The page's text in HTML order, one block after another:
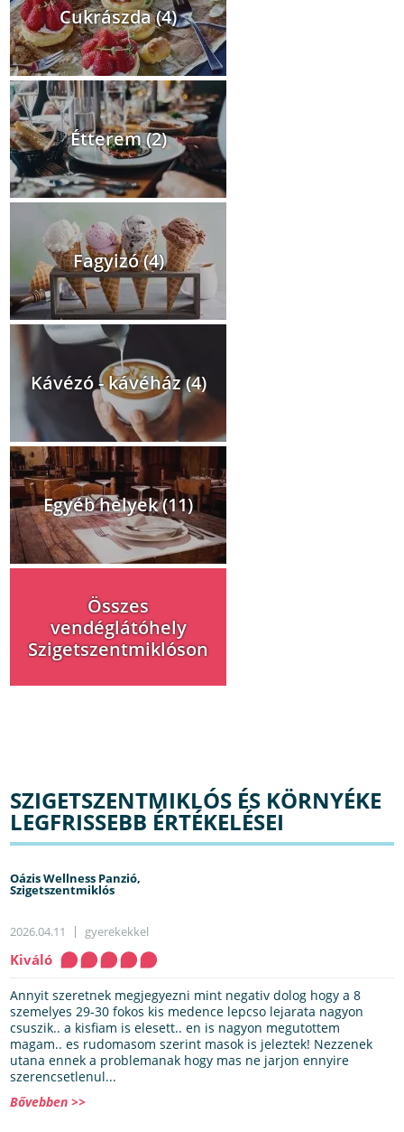
Cukrászda (4)
Étterem (2)
Fagyizó (4)
Kávézó - kávéház (4)
Egyéb helyek (11)
Összes
vendéglátóhely
Szigetszentmiklóson
SZIGETSZENTMIKLÓS ÉS KÖRNYÉKE
LEGFRISSEBB ÉRTÉKELÉSEI
Oázis Wellness Panzió,
Szigetszentmiklós
2026.04.11 gyerekekkel
Kiváló
Annyit szeretnek megjegyezni mint negativ dolog hogy a 8
szemelyes 29-30 fokos kis medence lepcso lejarata nagyon
csuszik.. a kisfiam is elesett.. en is nagyon megutottem
magam.. es rudomasom szerint masok is jeleztek! Nezzenek
utana ennek a problemanak hogy mas ne jarjon ennyire
szerencsetlenul...
Bővebben >>